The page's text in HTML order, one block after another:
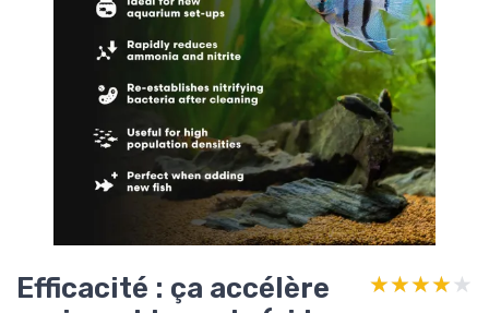
Efficacité : ça accélère
★★★★★
★★★★★